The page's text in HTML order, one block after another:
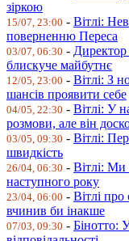
зіркою
15/07, 23:00 - Вітлі:
поверненню Переса
03/07, 06:30 -
блискуче майбутнє
12/05, 23:00 - Вітлі: З
шансів проявити себе
04/05, 22:30 - Вітлі: У
розмови, але він
03/05, 09:30 - Вітлі:
швидкість
26/04, 06:30 - Вітлі: Ми
наступного року
23/04, 06:00 - Вітлі
вчинив би інакше
07/03, 09:30 - Бінотто: